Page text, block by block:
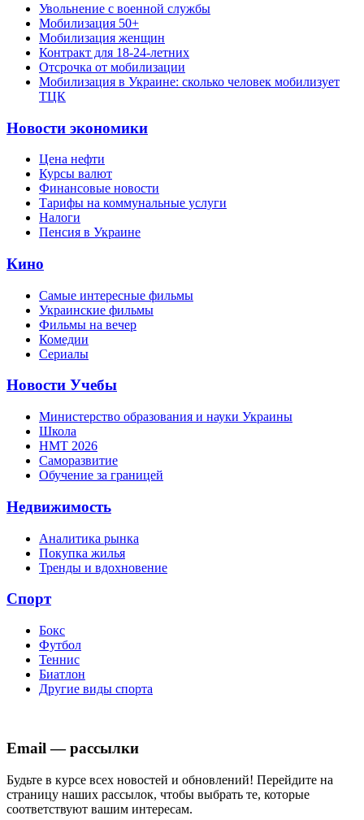
Увольнение с военной службы
Мобилизация 50+
Мобилизация женщин
Контракт для 18-24-летних
Отсрочка от мобилизации
Мобилизация в Украине: сколько человек мобилизует
ТЦК
Новости экономики
Цена нефти
Курсы валют
Финансовые новости
Тарифы на коммунальные услуги
Налоги
Пенсия в Украине
Кино
Самые интересные фильмы
Украинские фильмы
Фильмы на вечер
Комедии
Сериалы
Новости Учебы
Министерство образования и науки Украины
Школа
НМТ 2026
Саморазвитие
Обучение за границей
Недвижимость
Аналитика рынка
Покупка жилья
Тренды и вдохновение
Спорт
Бокс
Футбол
Теннис
Биатлон
Другие виды спорта
Email — рассылки
Будьте в курсе всех новостей и обновлений! Перейдите на
страницу наших рассылок, чтобы выбрать те, которые
соответствуют вашим интересам.